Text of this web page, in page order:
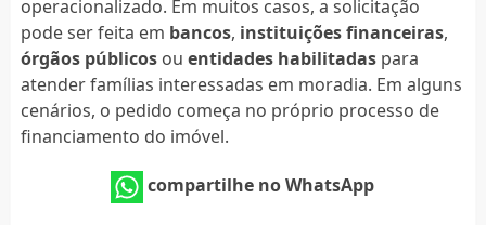
operacionalizado. Em muitos casos, a solicitação
pode ser feita em bancos, instituições financeiras,
órgãos públicosou entidades habilitadaspara
atender famílias interessadas em moradia. Em alguns
cenários, o pedido começa no próprio processo de
financiamento do imóvel.
compartilhe no WhatsApp